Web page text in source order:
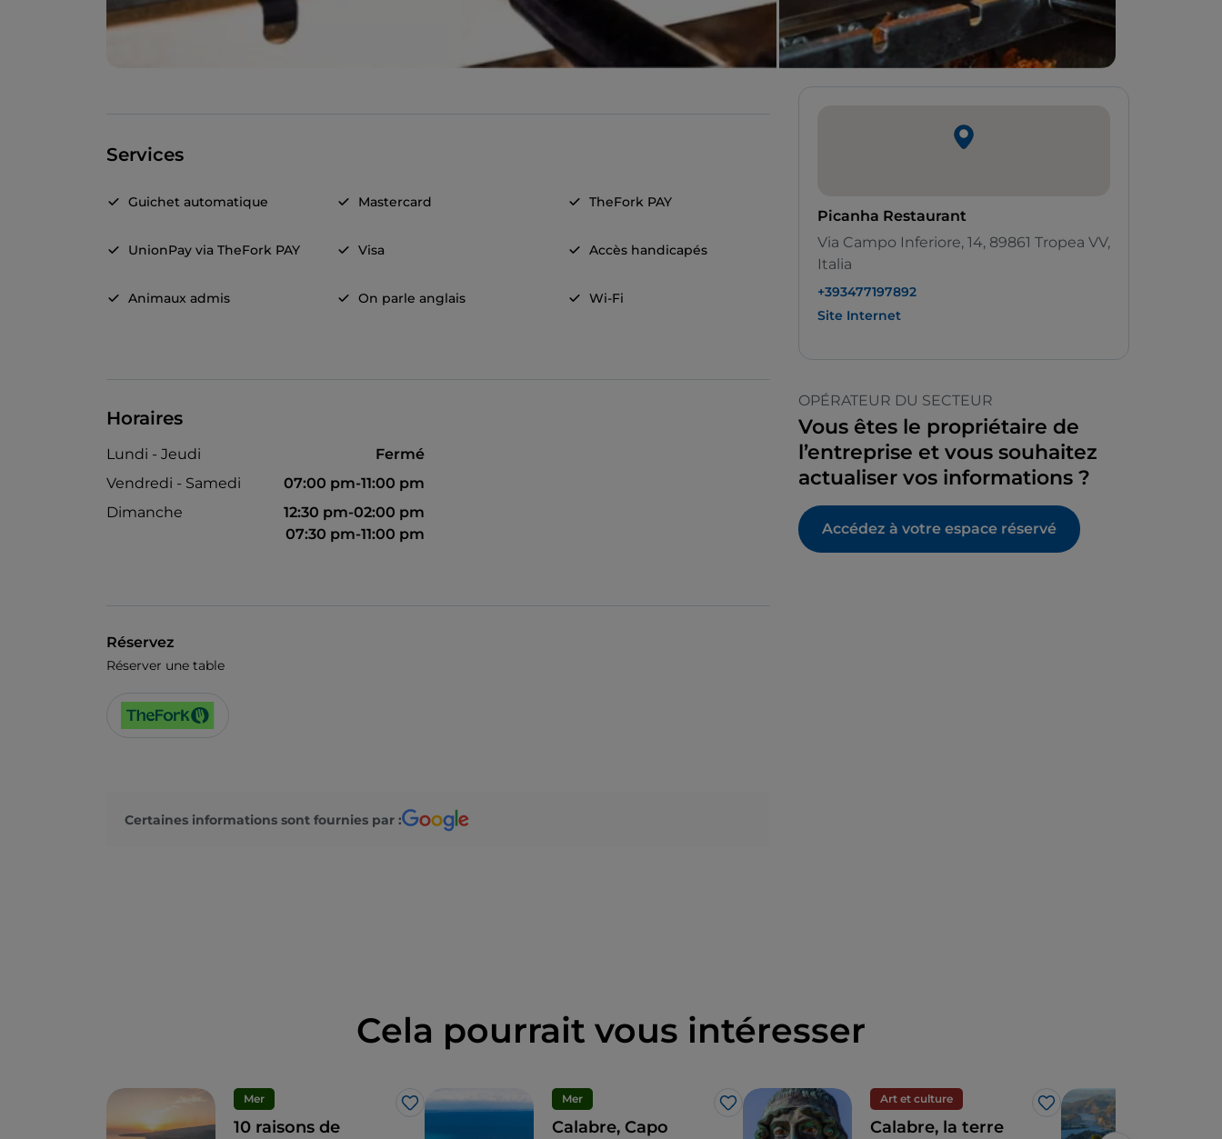
Services
Guichet automatique Mastercard TheFork PAY
UnionPay via TheFork PAY Visa Accès handicapés
Animaux admis On parle anglais Wi-Fi
Horaires
Lundi - Jeudi
Fermé
Vendredi - Samedi
07:00 pm-11:00 pm
Dimanche
12:30 pm-02:00 pm
07:30 pm-11:00 pm
Réservez
Réserver une table
Certaines informations sont fournies par :
Picanha Restaurant
Via Campo Inferiore, 14, 89861 Tropea VV,
Italia
+393477197892
Site Internet
OPÉRATEUR DU SECTEUR
Vous êtes le propriétaire de
l’entreprise et vous souhaitez
actualiser vos informations ?
Accédez à votre espace réservé
Cela pourrait vous intéresser
Mer
J’aime
10 raisons de
Mer
J’aime
Calabre, Capo
Art et culture
J’aime
Calabre, la terre